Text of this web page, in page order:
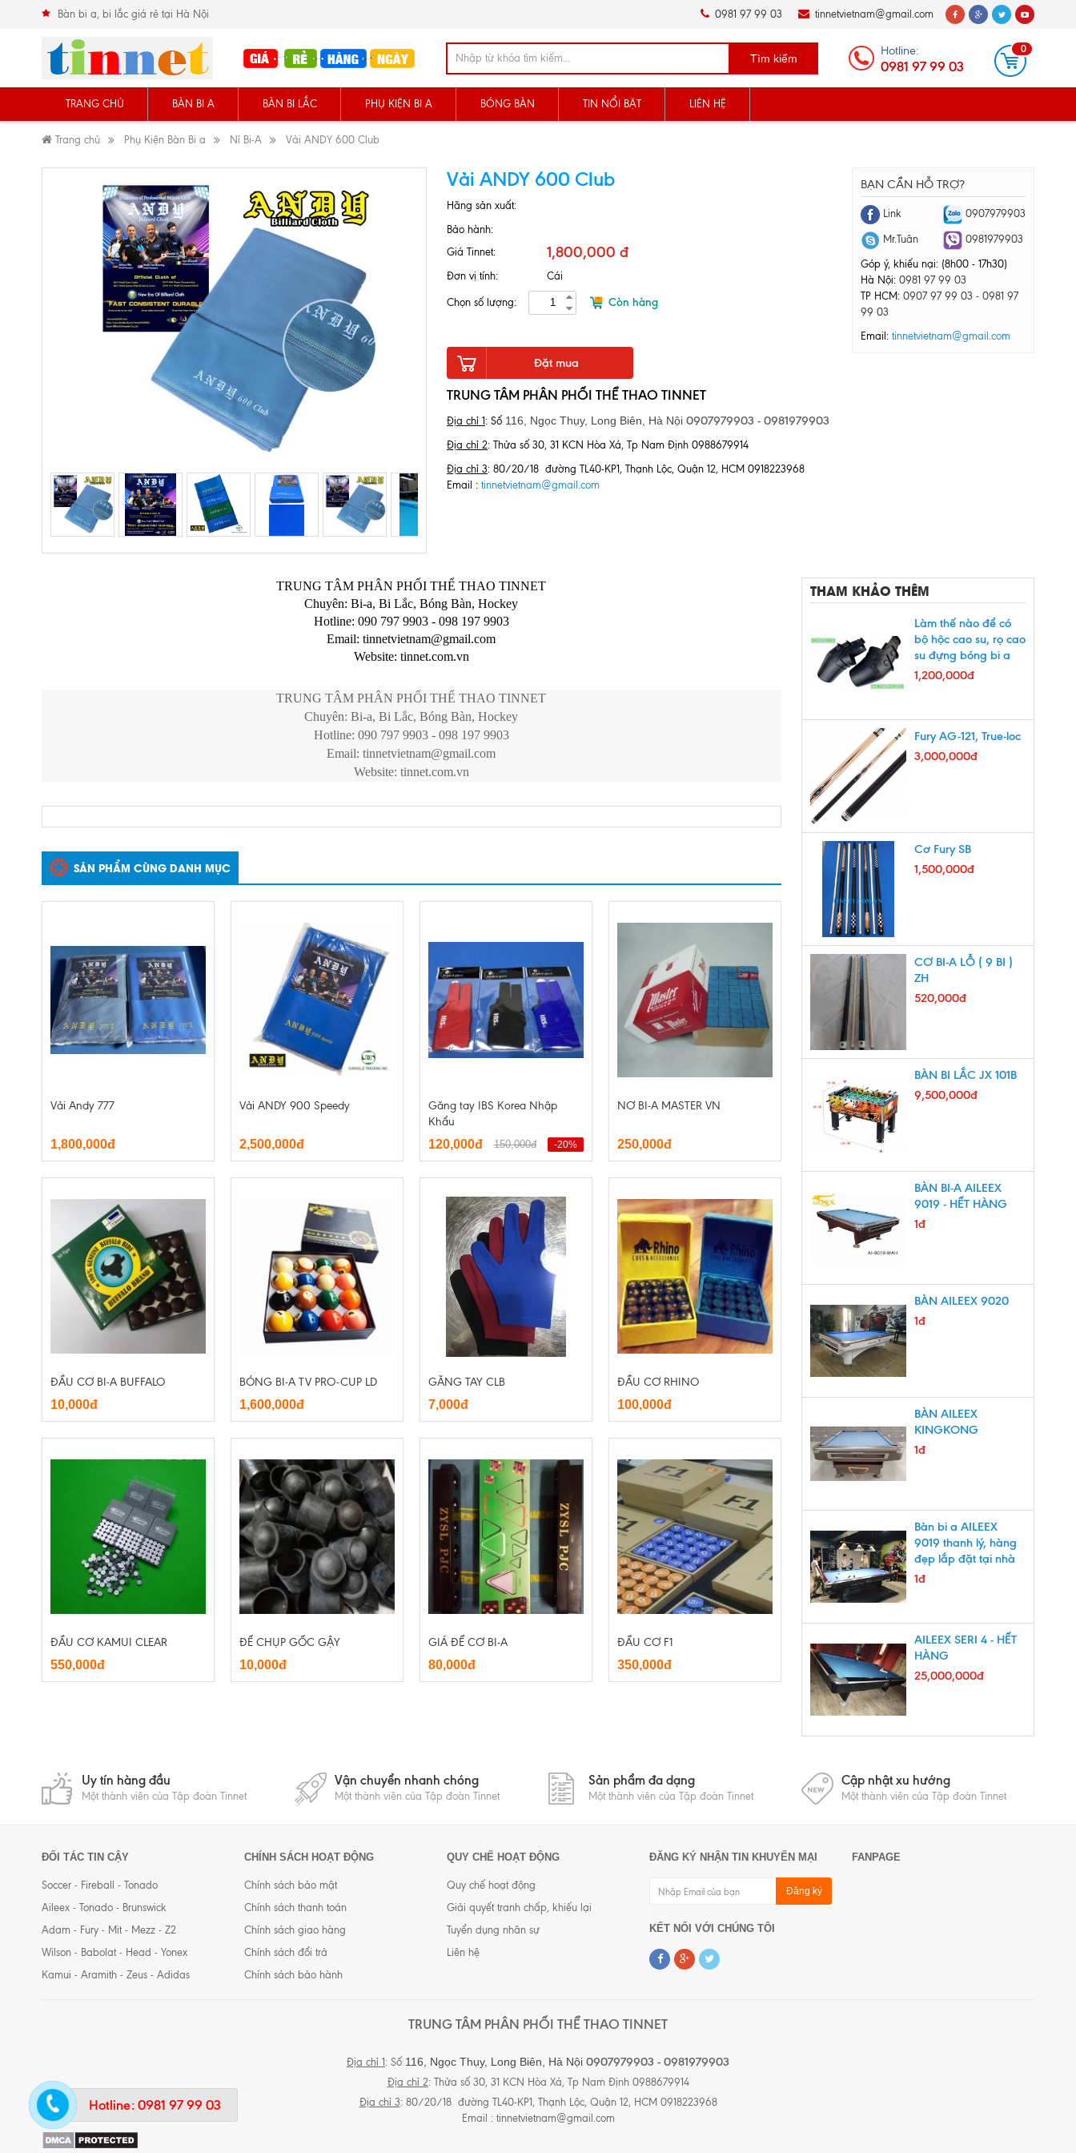
Bàn bi a, bi lắc giá rẻ tại Hà Nội 0981 97 99 03 tinnetvietnam@gmail.com
Tìm kiếm
Hotline:
0981 97 99 03
0
TRANG CHỦ BÀN BI A BÀN BI LẮC PHỤ KIỆN BI A BÓNG BÀN TIN NỔI BẬT LIÊN HỆ
Trang chủ Phụ Kiện Bàn Bi a Nỉ Bi-A Vải ANDY 600 Club
Vải ANDY 600 Club
Hãng sản xuất:
Bảo hành:
Giá Tinnet:
1,800,000 đ
Đơn vị tính: Cái
Chọn số lượng: Còn hàng
Đặt mua
TRUNG TÂM PHÂN PHỐI THỂ THAO TINNET
Địa chỉ 1 : Số 116, Ngọc Thụy, Long Biên, Hà Nội 0907979903 - 0981979903
Địa chỉ 2: Thửa số 30, 31 KCN Hòa Xá, Tp Nam Định 0988679914
Địa chỉ 3: 80/20/18 đường TL40-KP1, Thạnh Lộc, Quận 12, HCM 0918223968
Email : tinnetvietnam@gmail.com
BẠN CẦN HỖ TRỢ?
Link 0907979903
Mr.Tuân 0981979903
Góp ý, khiếu nại: (8h00 - 17h30)
Hà Nội: 0981 97 99 03
TP HCM: 0907 97 99 03 - 0981 97
99 03
Email: tinnetvietnam@gmail.com
TRUNG TÂM PHÂN PHỐI THỂ THAO TINNET
Chuyên: Bi-a, Bi Lắc, Bóng Bàn, Hockey
Hotline: 090 797 9903 - 098 197 9903
Email:tinnetvietnam@gmail.com
Website: tinnet.com.vn
TRUNG TÂM PHÂN PHỐI THỂ THAO TINNET
Chuyên: Bi-a, Bi Lắc, Bóng Bàn, Hockey
Hotline: 090 797 9903 - 098 197 9903
Email:tinnetvietnam@gmail.com
Website: tinnet.com.vn
SẢN PHẨM CÙNG DANH MỤC
Vải Andy 777
1,800,000đ
Vải ANDY 900 Speedy
2,500,000đ
Găng tay IBS Korea Nhập
Khẩu
120,000đ
150,000đ -20%
NƠ BI-A MASTER VN
250,000đ
ĐẦU CƠ BI-A BUFFALO
10,000đ
BÓNG BI-A TV PRO-CUP LD
1,600,000đ
GĂNG TAY CLB
7,000đ
ĐẦU CƠ RHINO
100,000đ
ĐẦU CƠ KAMUI CLEAR
550,000đ
ĐẾ CHỤP GỐC GẬY
10,000đ
GIÁ ĐỂ CƠ BI-A
80,000đ
ĐẦU CƠ F1
350,000đ
THAM KHẢO THÊM
Làm thế nào để có
bộ hộc cao su, rọ cao
su đựng bóng bi a
tốt nhất
1,200,000đ
Fury AG-121, True-loc
3,000,000đ
Cơ Fury SB
1,500,000đ
CƠ BI-A LỖ ( 9 BI )
ZH
520,000đ
BÀN BI LẮC JX 101B
9,500,000đ
BÀN BI-A AILEEX
9019 - HẾT HÀNG
1đ
BÀN AILEEX 9020
1đ
BÀN AILEEX
KINGKONG
1đ
Bàn bi a AILEEX
9019 thanh lý, hàng
đẹp lắp đặt tại nhà
uy tín
1đ
AILEEX SERI 4 - HẾT
HÀNG
25,000,000đ
Uy tín hàng đầu
Một thành viên của Tập đoàn Tinnet
Vận chuyển nhanh chóng
Một thành viên của Tập đoàn Tinnet
Sản phẩm đa dạng
Một thành viên của Tập đoàn Tinnet
Cập nhật xu hướng
Một thành viên của Tập đoàn Tinnet
ĐỐI TÁC TIN CẬY
Soccer - Fireball - Tonado
Aileex - Tonado - Brunswick
Adam - Fury - Mit - Mezz - Z2
Wilson - Babolat - Head - Yonex
Kamui - Aramith - Zeus - Adidas
CHÍNH SÁCH HOẠT ĐỘNG
Chính sách bảo mật
Chính sách thanh toán
Chính sách giao hàng
Chính sách đổi trả
Chính sách bảo hành
QUY CHẾ HOẠT ĐỘNG
Quy chế hoạt động
Giải quyết tranh chấp, khiếu lại
Tuyển dụng nhân sự
Liên hệ
ĐĂNG KÝ NHẬN TIN KHUYẾN MẠI
Đăng ký
KẾT NỐI VỚI CHÚNG TÔI
FANPAGE
TRUNG TÂM PHÂN PHỐI THỂ THAO TINNET
Địa chỉ 1 : Số 116, Ngọc Thụy, Long Biên, Hà Nội 0907979903 - 0981979903
Địa chỉ 2: Thửa số 30, 31 KCN Hòa Xá, Tp Nam Định 0988679914
Địa chỉ 3: 80/20/18 đường TL40-KP1, Thạnh Lộc, Quận 12, HCM 0918223968
Email : tinnetvietnam@gmail.com
Hotline: 0981 97 99 03